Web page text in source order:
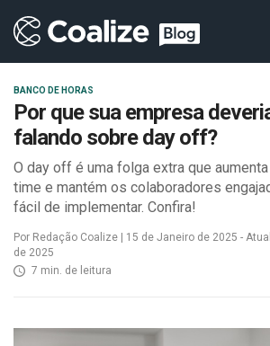
BANCO DE HORAS
Por que sua empresa
falando sobre day off?
O day off é uma folga extra que
time e mantém os colaboradores
fácil de implementar. Confira!
Por Redação Coalize | 15 de Janeiro de 2025 -
de 2025
7 min. de leitura